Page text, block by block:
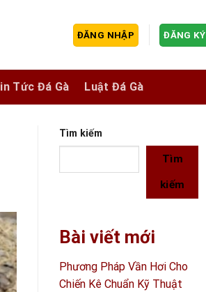
ĐĂNG NHẬP ĐĂNG KÝ
Tức Đá Gà Luật Đá Gà
Tìm kiếm
Tìm
kiếm
Bài viết mới
Phương Pháp Vần Hơi Cho
Chiến Kê Chuẩn Kỹ Thuật